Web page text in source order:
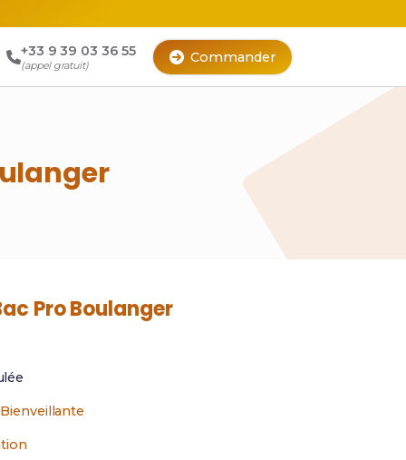
+33 9 39 03 36 55
(appel gratuit)
Commander
Pro Boulanger